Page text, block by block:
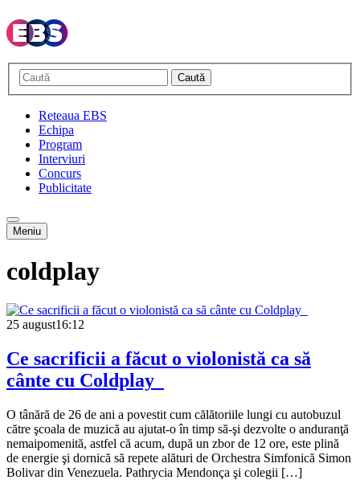
Caută
Reteaua EBS
Echipa
Program
Interviuri
Concurs
Publicitate
Meniu
coldplay
25 august16:12
Ce sacrificii a făcut o violonistă ca să
cânte cu Coldplay
O tânără de 26 de ani a povestit cum călătoriile lungi cu autobuzul
către şcoala de muzică au ajutat-o în timp să-şi dezvolte o anduranţă
nemaipomenită, astfel că acum, după un zbor de 12 ore, este plină
de energie şi dornică să repete alături de Orchestra Simfonică Simon
Bolivar din Venezuela. Pathrycia Mendonça şi colegii […]